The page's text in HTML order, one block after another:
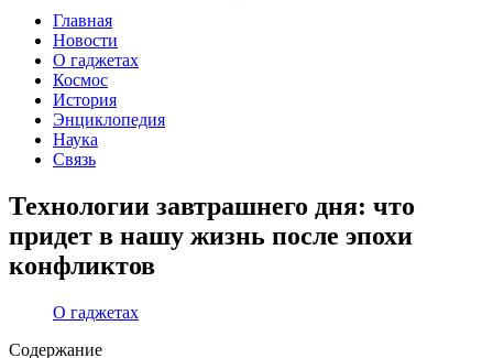
Главная
Новости
О гаджетах
Космос
История
Энциклопедия
Наука
Связь
Технологии завтрашнего дня: что
придет в нашу жизнь после эпохи
конфликтов
О гаджетах
Содержание